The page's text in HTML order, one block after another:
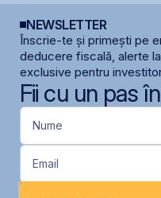
NEWSLETTER
Înscrie-te și primești pe
deducere fiscală, alerte
exclusive pentru
Fii cu un pas
Nume
Email